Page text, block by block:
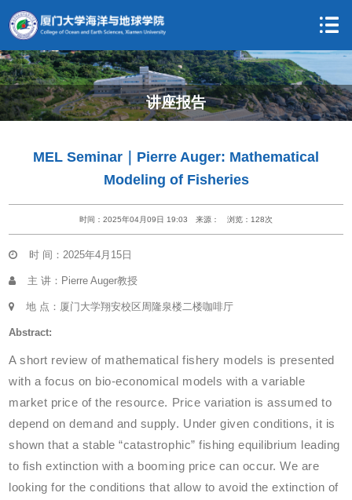
讲座报告
MEL Seminar｜Pierre Auger: Mathematical
Modeling of Fisheries
时间：2025年04月09日 19:03 来源： 浏览： 128次
时 间：2025年4月15日
主 讲：Pierre Auger教授
地 点：厦门大学翔安校区周隆泉楼二楼咖啡厅
Abstract:
A short review of mathematical fishery models is presented
with a focus on bio-economical models with a variable
market price of the resource. Price variation is assumed to
depend on demand and supply. Under given conditions, it is
shown that a stable “catastrophic” fishing equilibrium leading
to fish extinction with a booming price can occur. We are
looking for the conditions that allow to avoid the extinction of